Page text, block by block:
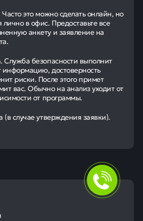
Часто это можно сделать онлайн, но
лично в офис. Предоставьте все
анкету и заявление на
Служба безопасности выполнит
информацию, достоверность
риски. После этого примет
вас. Обычно на анализ уходит от
от программы.
(в случае утверждения заявки).